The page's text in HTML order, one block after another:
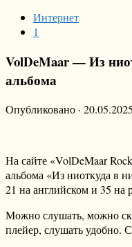
Интернет
1
VolDeMaar — Из
альбома
Опубликовано · 20.05.2025
На сайте «VolDeMaar
альбома «Из ниоткуда в
21 на английском и 35 на
Можно слушать, можно
плейер, слушать удобно.